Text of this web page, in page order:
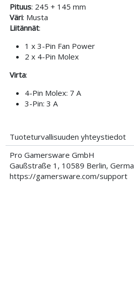
Pituus: 245 + 145 mm
Väri: Musta
Liitännät:
1 x 3-Pin Fan Power
2 x 4-Pin Molex
Virta:
4-Pin Molex: 7 A
3-Pin: 3 A
Tuoteturvallisuuden yhteystiedot
Pro Gamersware GmbH
Gaußstraße 1, 10589 Berlin,
https://gamersware.com/support